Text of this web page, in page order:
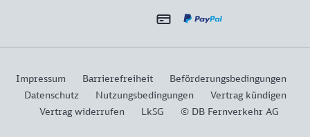
Impressum Barrierefreiheit
Beförderungsbedingungen
Datenschutz
Nutzungsbedingungen
Vertrag kündigen
Vertrag widerrufen
LkSG © DB Fernverkehr AG